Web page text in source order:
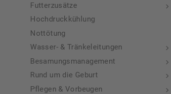
Futterzusätze
Hochdruckkühlung
Nottötung
Wasser- & Tränkeleitungen
Besamungsmanagement
Rund um die Geburt
Pflegen & Vorbeugen